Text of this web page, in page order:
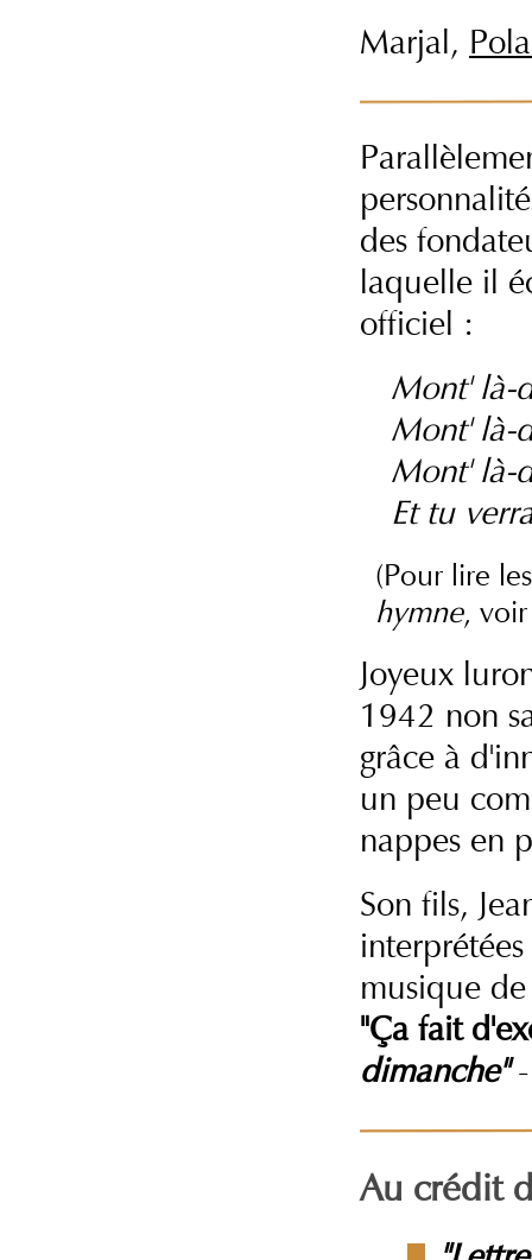
Marjal,
des
laquelle il
officiel :
Mont' là-
Mont' là-
Mont' là-
Et tu
(Pour lire
hymne,
Joyeux
1942 non
grâce à
un peu
nappes en
Son fils,
musique
"Ça fait
dimanche"-
Au crédit